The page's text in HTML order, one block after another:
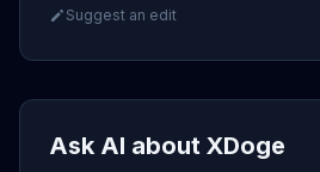
Suggest an edit
Ask AI about XDoge